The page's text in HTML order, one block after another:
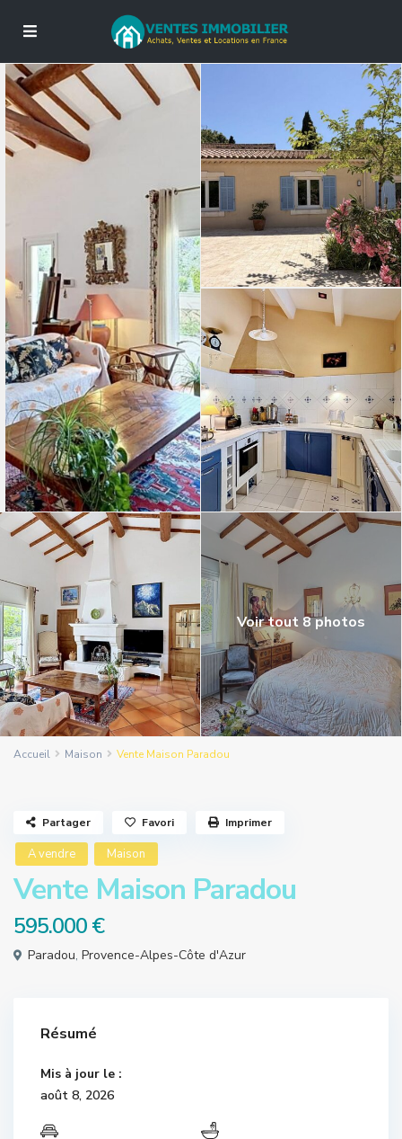
Voir tout 8 photos
Accueil Maison Vente Maison Paradou
A vendre Maison
Vente Maison Paradou
595.000 €
Paradou, Provence-Alpes-Côte d'Azur
Partager Favori Imprimer
Résumé
Mis à jour le :
août 8, 2026